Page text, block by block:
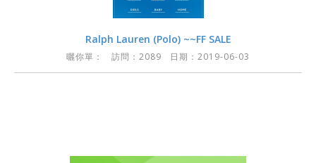
Ralph Lauren (Polo) ~~FF SALE
曬你單： 訪問：2089 日期：2019-06-03